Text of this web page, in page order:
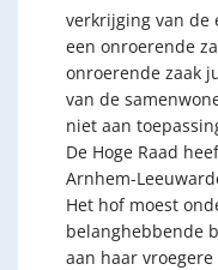
verkrijging van de
een onroerende
onroerende zaak
van de
niet aan
De Hoge Raad
Arnhem-
Het hof moest
belanghebbende
aan haar